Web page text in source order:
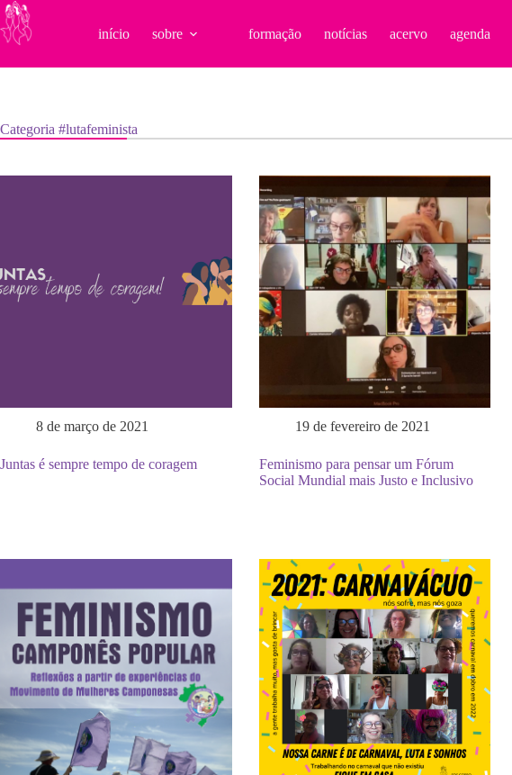
Pular
para
o
início sobre formação notícias acervo agenda
Categoria #lutafeminista
8 de março de 2021
Juntas é sempre tempo de coragem
19 de fevereiro de 2021
Feminismo para pensar um Fórum
Social Mundial mais Justo e Inclusivo